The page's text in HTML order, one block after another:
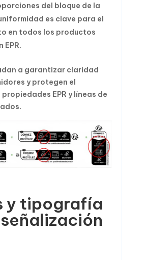
del bloque de la
es clave para el
en todos los productos
EPR.
a garantizar claridad
y protegen el
EPR y líneas de
y tipografía